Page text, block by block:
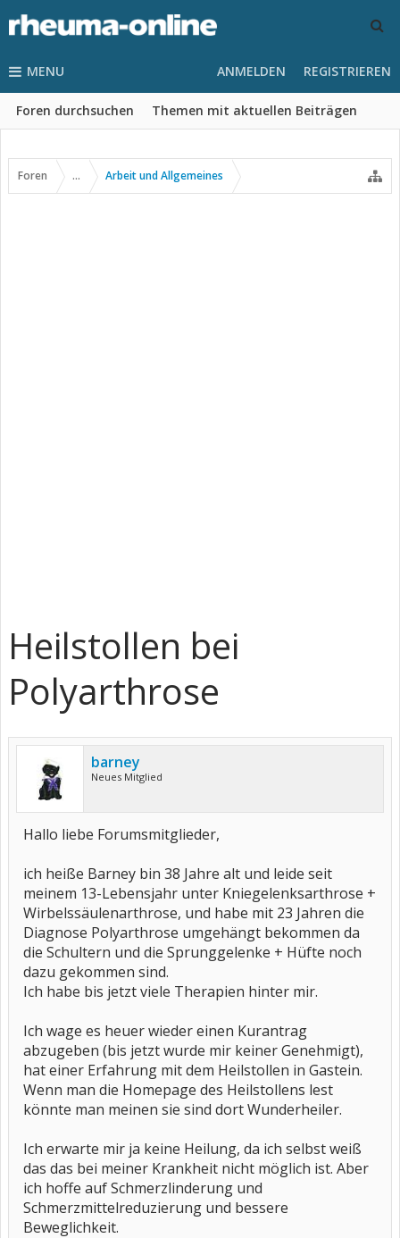
MENU
Foren durchsuchen Themen mit aktuellen Beiträgen
ANMELDEN REGISTRIEREN
Foren ... Arbeit und Allgemeines
Heilstollen bei
Polyarthrose
barney
Neues Mitglied
Hallo liebe Forumsmitglieder,
ich heiße Barney bin 38 Jahre alt und leide seit
meinem 13-Lebensjahr unter Kniegelenksarthrose +
Wirbelssäulenarthrose, und habe mit 23 Jahren die
Diagnose Polyarthrose umgehängt bekommen da
die Schultern und die Sprunggelenke + Hüfte noch
dazu gekommen sind.
Ich habe bis jetzt viele Therapien hinter mir.
Ich wage es heuer wieder einen Kurantrag
abzugeben (bis jetzt wurde mir keiner Genehmigt),
hat einer Erfahrung mit dem Heilstollen in Gastein.
Wenn man die Homepage des Heilstollens lest
könnte man meinen sie sind dort Wunderheiler.
Ich erwarte mir ja keine Heilung, da ich selbst weiß
das das bei meiner Krankheit nicht möglich ist. Aber
ich hoffe auf Schmerzlinderung und
Schmerzmittelreduzierung und bessere
Beweglichkeit.